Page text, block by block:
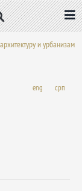
и урбанизам
eng срп